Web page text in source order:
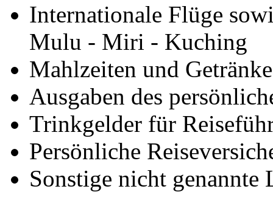
Internationale Flüge
Mulu - Miri - Kuching
Mahlzeiten und
Ausgaben des
Trinkgelder für
Persönliche
Sonstige nicht genannte